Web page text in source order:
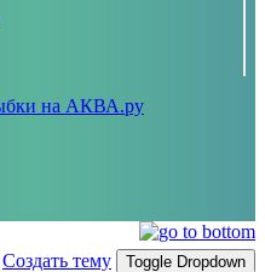
Создать тему
Toggle Dropdown